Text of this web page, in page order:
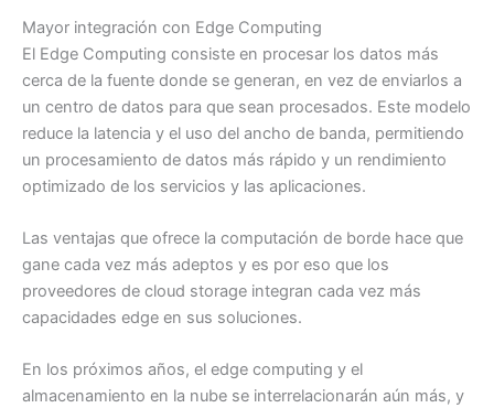
Mayor integración con Edge Computing
El Edge Computing consiste en procesar los datos más
cerca de la fuente donde se generan, en vez de enviarlos a
un centro de datos para que sean procesados. Este modelo
reduce la latencia y el uso del ancho de banda, permitiendo
un procesamiento de datos más rápido y un rendimiento
optimizado de los servicios y las aplicaciones.
Las ventajas que ofrece la computación de borde hace que
gane cada vez más adeptos y es por eso que los
proveedores de cloud storage integran cada vez más
capacidades edge en sus soluciones.
En los próximos años, el edge computing y el
almacenamiento en la nube se interrelacionarán aún más, y